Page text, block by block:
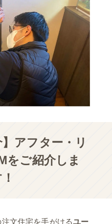
アフター・リ
をご紹介しま
文住宅を手がけるユー